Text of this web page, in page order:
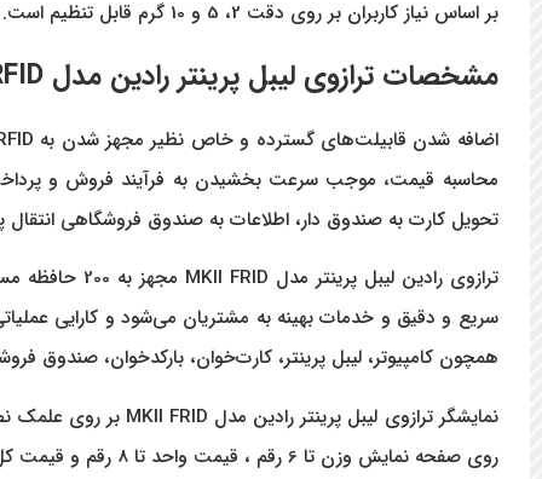
بر اساس نیاز کاربران بر روی دقت 2، 5 و 10 گرم قابل تنظیم است. ثبات در اندازه گیری‌ها، اعتماد مشتریان را تقویت می‌کند و وفاداری طولانی مدت را به دنبال دارد.
مشخصات ترازوی لیبل پرینتر رادین مدل MKII-A RFID
تحویل کارت به صندوق دار، اطلاعات به صندوق فروشگاهی انتقال
همچون کامپیوتر، لیبل پرینتر، کارت‌خوان، بارکدخوان، صندوق
روی صفحه نمایش وزن تا 6 رقم ، قیمت واحد تا 8 رقم و قیمت کل تا 9 رقم قابل مشاهده است.